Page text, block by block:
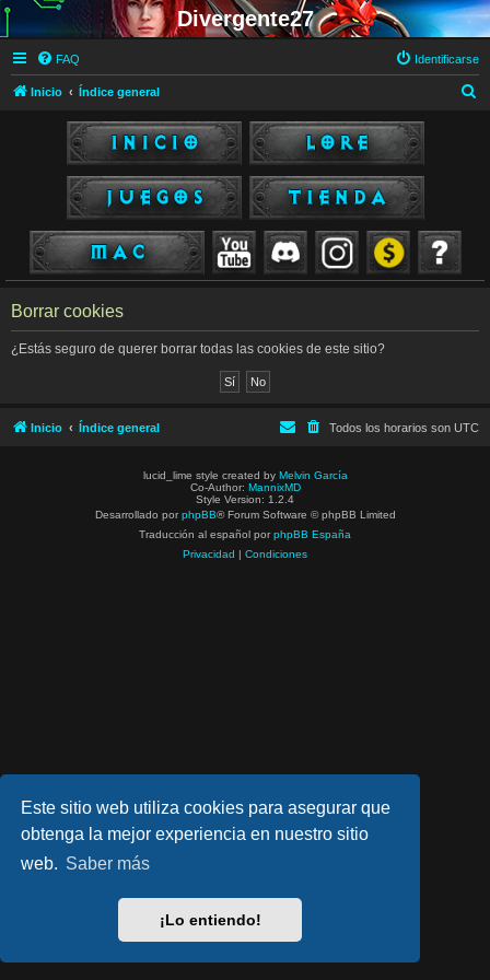
Este sitio web utiliza cookies para asegurar que
obtenga la mejor experiencia en nuestro sitio
web. Saber más
¡Lo entiendo!
Divergente27
FAQ Identificarse
Inicio Índice general
Borrar cookies
¿Estás seguro de querer borrar todas las cookies de este sitio?
Inicio Índice general Todos los horarios son UTC
lucid_lime style created by Melvin García
Co-Author: MannixMD
Style Version: 1.2.4
Desarrollado por phpBB® Forum Software © phpBB Limited
Traducción al español por phpBB España
Privacidad | Condiciones